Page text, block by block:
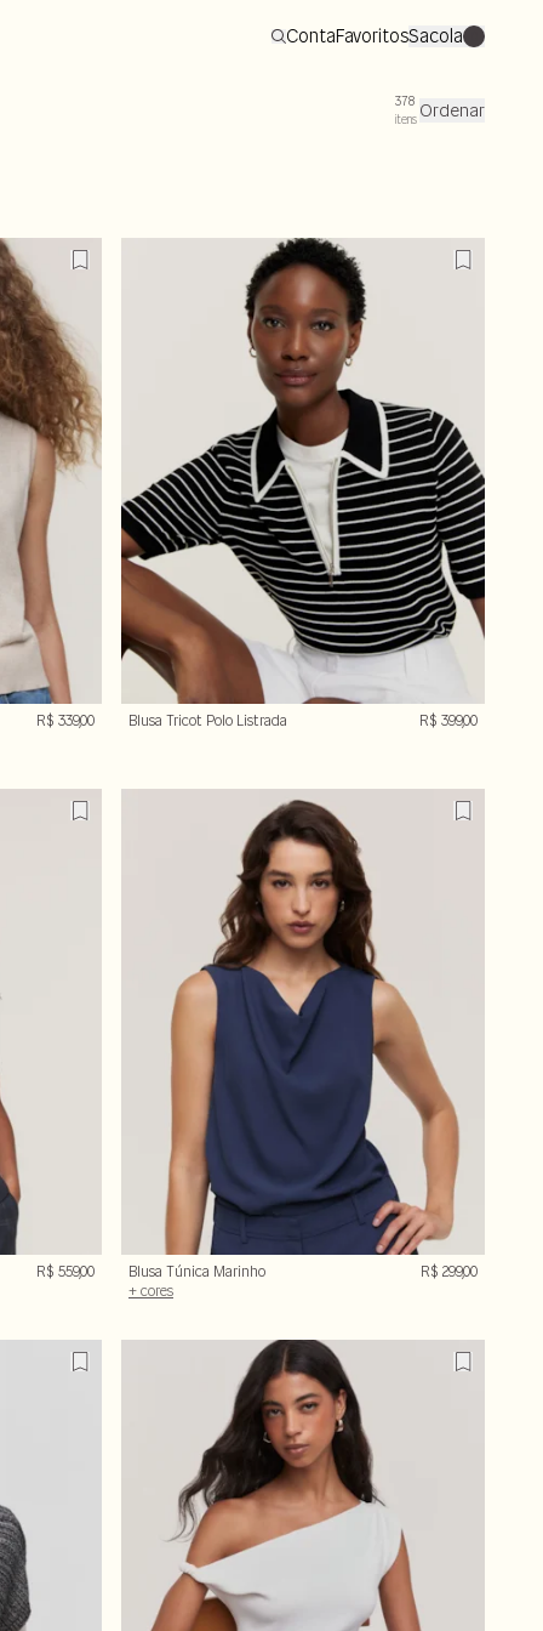
ContaFavoritosSacola
378
itens Ordenar
R$ 339,00 Blusa Tricot Polo Listrada R$ 399,00
R$ 559,00 Blusa Túnica Marinho
R$ 299,00
+ cores